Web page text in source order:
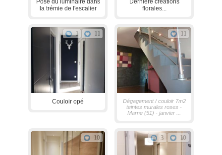
Pose du luminaire dans
la trémie de l'escalier
Dernière créations
florales...
1 11
Couloir opé
11
Dégagement / couloir 7m2
teintes murales roses -
Marne (51) - janvier ...
10 3 10